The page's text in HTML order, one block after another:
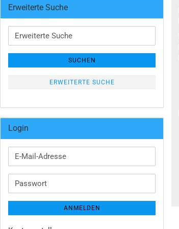
Erweiterte Suche
Erweiterte
Suche
SUCHEN
ERWEITERTE SUCHE
Login
E-
Mail-
Passwort
ANMELDEN